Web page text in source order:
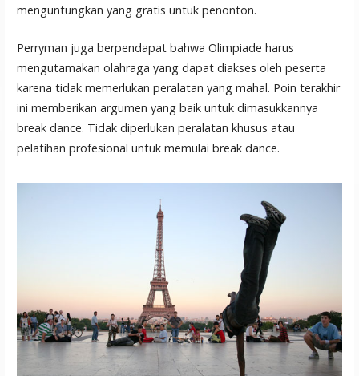
menguntungkan yang gratis untuk penonton.
Perryman juga berpendapat bahwa Olimpiade harus
mengutamakan olahraga yang dapat diakses oleh peserta
karena tidak memerlukan peralatan yang mahal. Poin terakhir
ini memberikan argumen yang baik untuk dimasukkannya
break dance. Tidak diperlukan peralatan khusus atau
pelatihan profesional untuk memulai break dance.